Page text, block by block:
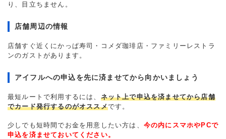
り、目立ちません。
店舗周辺の情報
店舗すぐ近くにかっぱ寿司・コメダ珈琲店・ファミリーレストラ
ンのガストがあります。
アイフルへの申込を先に済ませてから向かいましょう
最短ルートで利用するには、 ネット上で申込を済ませてから店舗
でカード発行するのがオススメです。
少しでも短時間でお金を用意したい方は、 今の内にスマホやPCで
申込を済ませておいてください。